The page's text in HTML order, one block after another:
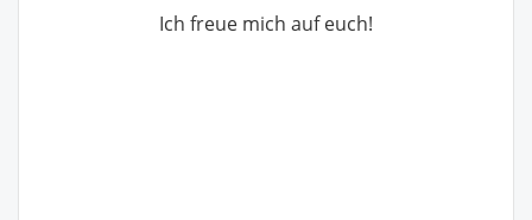
Ich freue mich auf euch!